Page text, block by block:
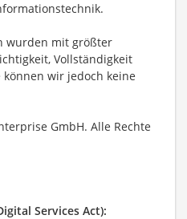
wurden mit größter
Vollständigkeit
wir jedoch keine
GmbH. Alle Rechte
Services Act):